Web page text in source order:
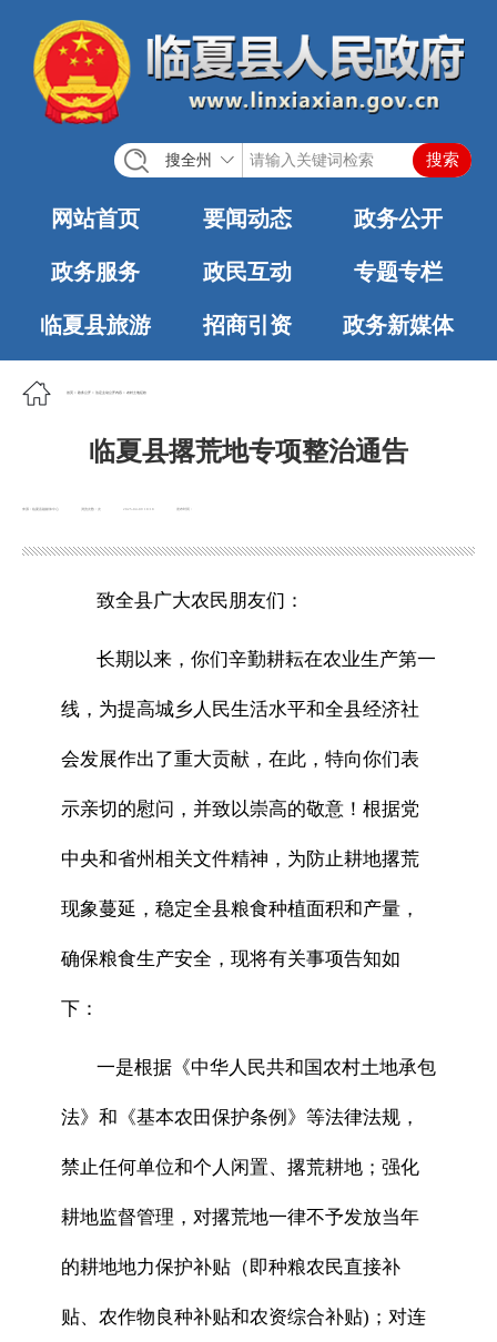
搜全州
网站首页 要闻动态 政务公开
政务服务 政民互动 专题专栏
临夏县旅游 招商引资 政务新媒体
首页 政务公开 法定主动公开内容 农村土地征收
临夏县撂荒地专项整治通告
浏览次数： 发布时间：
2025-04-09 18:18
致全县广大农民朋友们：
长期以来，你们辛勤耕耘在农业生产第一
线，为提高城乡人民生活水平和全县经济社
会发展作出了重大贡献，在此，特向你们表
示亲切的慰问，并致以崇高的敬意！根据党
中央和省州相关文件精神，为防止耕地撂荒
现象蔓延，稳定全县粮食种植面积和产量，
确保粮食生产安全，现将有关事项告知如
下：
一是根据《中华人民共和国农村土地承包
法》和《基本农田保护条例》等法律法规，
禁止任何单位和个人闲置、撂荒耕地；强化
耕地监督管理，对撂荒地一律不予发放当年
的耕地地力保护补贴（即种粮农民直接补
贴、农作物良种补贴和农资综合补贴)；对连